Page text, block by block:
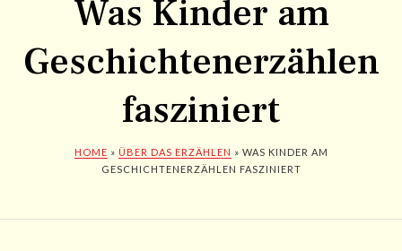
Was Kinder am
Geschichtenerzählen
fasziniert
HOME » ÜBER DAS ERZÄHLEN » WAS KINDER AM
GESCHICHTENERZÄHLEN FASZINIERT